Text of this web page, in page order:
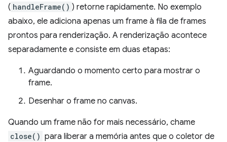
( handleFrame() ) retorne rapidamente. No exemplo
abaixo, ele adiciona apenas um frame à fila de frames
prontos para renderização. A renderização acontece
separadamente e consiste em duas etapas:
Aguardando o momento certo para mostrar o
frame.
Desenhar o frame no canvas.
Quando um frame não for mais necessário, chame
close() para liberar a memória antes que o coletor de